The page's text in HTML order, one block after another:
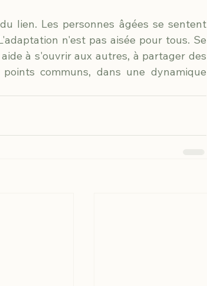
lien. Les personnes âgées se sentent
n'est pas aisée pour tous. Se
à s'ouvrir aux autres, à partager des
communs, dans une dynamique